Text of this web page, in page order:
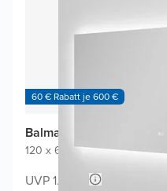
60 € Rabatt je 600 €
Balmani Giro Touch
120 x 65 cm|Spiegel ohne
UVP 1.380,-